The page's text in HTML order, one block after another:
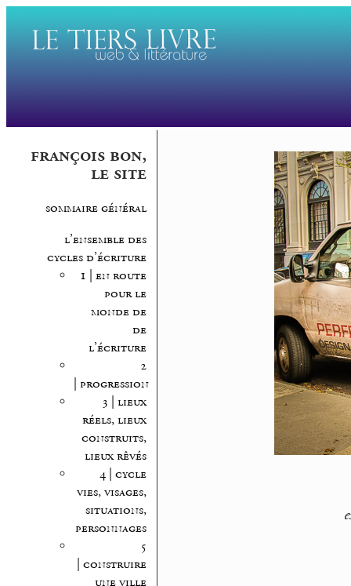
françois bon,
le site
sommaire général
l’ensemble des
cycles d’écriture
1 | en route
pour le
monde de
de
l’écriture
2
| progression
3 | lieux
réels, lieux
construits,
lieux rêvés
4 | cycle
vies, visages,
situations,
personnages
5
| construire
une ville